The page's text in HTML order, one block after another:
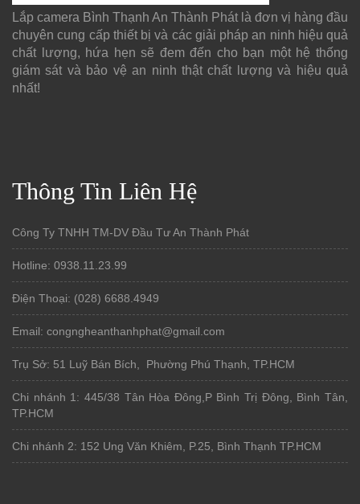
Lắp camera Bình Thạnh An Thành Phát là đơn vị hàng đầu
chuyên cung cấp thiết bị và các giải pháp an ninh hiệu quả
chất lượng, hứa hẹn sẽ đem đến cho bạn một hệ thống
giám sát và bảo vệ an ninh thật chất lượng và hiệu quả
nhất!
Thông Tin Liên Hệ
Công Ty TNHH TM-DV Đầu Tư An Thành Phát
Hotline: 0938.11.23.99
Điện Thoại: (028) 6688.4949
Email: congngheanthanhphat@gmail.com
Trụ Sở: 51 Luỹ Bán Bích, Phường Phú Thạnh, TP.HCM
Chi nhánh 1: 445/38 Tân Hòa Đông,P Bình Trị Đông, Bình Tân,
TP.HCM
Chi nhánh 2: 152 Ung Văn Khiêm, P.25, Bình Thạnh TP.HCM